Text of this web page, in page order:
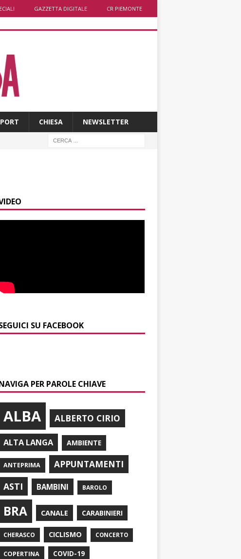
GAZZETTA DIGITALE CR PIEMONTE
CHIESA NEWSLETTER
SU FACEBOOK
PER PAROLE CHIAVE
ALBA ALBERTO CIRIO
ALTA LANGA AMBIENTE
ANTEPRIMA
APPUNTAMENTI
ASTI
BAMBINI BAROLO
BRA CANALE CARABINIERI
CHERASCO CICLISMO CONCERTO
COPERTINA COVID-19